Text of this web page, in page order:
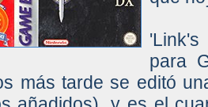
para
más tarde se editó